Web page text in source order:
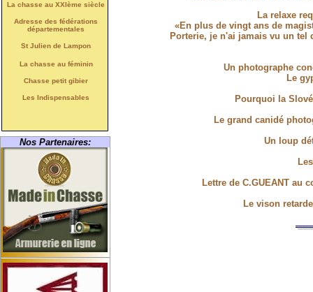
La chasse au XXIème siècle
Adresse des fédérations
départementales
St Julien de Lampon
La chasse au féminin
Chasse petit gibier
Les Indispensables
Nos Partenaires:
La relaxe
«En plus de vingt ans de
Porterie, je n'ai jamais vu un tel
Un photographe
Le
Pourquoi la
Le grand canidé
Un loup
Lettre de C.GUEANT au
Le vison